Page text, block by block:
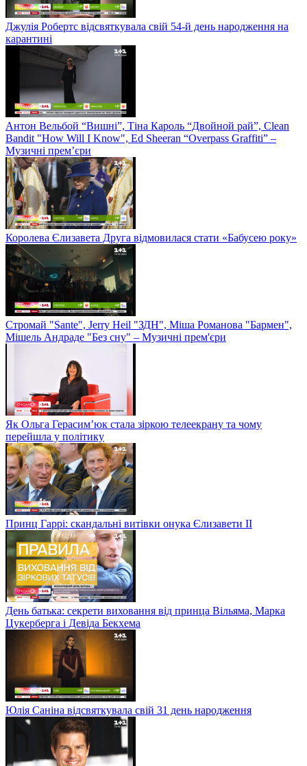
Джулія Робертс відсвяткувала свій 54-й день народження на
карантині
Антон Вельбой “Вишні”, Тіна Кароль “Двойной рай”, Clean
Bandit "How Will I Know", Ed Sheeran “Overpass Graffiti” –
Музичні прем’єри
Королева Єлизавета Друга відмовилася стати «Бабусею року»
Стромай "Sante", Jerry Heil "ЗДН", Міша Романова "Бармен",
Мішель Андраде "Без сну" – Музичні прем'єри
Як Ольга Герасим’юк стала зіркою телеекрану та чому
перейшла у політику
Принц Гаррі: скандальні витівки онука Єлизавети II
День батька: секрети виховання від принца Вільяма, Марка
Цукерберга і Девіда Бекхема
Юлія Саніна відсвяткувала свій 31 день народження